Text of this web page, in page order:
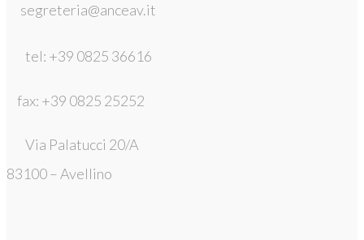
segreteria@anceav.it
tel: +39 0825 36616
fax: +39 0825 25252
Via Palatucci 20/A
83100 – Avellino